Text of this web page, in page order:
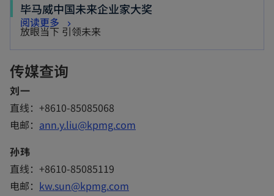
毕马威中国未来企业家大奖
放眼当下 引领未来
阅读更多
p
i
n
e
w
传媒查询
刘一
直线：+8610-85085068
电邮： ann.y.liu@kpmg.com
孙玮
直线：+8610-85085119
电邮： kw.sun@kpmg.com